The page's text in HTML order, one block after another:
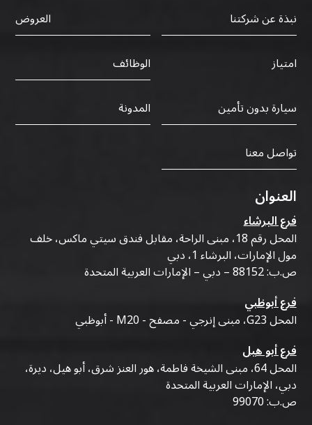
نبذة عن شركتنا
العروض
امتياز
الوظائف
سيارة بدون تأمين
المدونة
تواصل معنا
العنوان
فرع البرشاء
المحل رقم 18، مبنى الراحة، مقابل فندق سيتي ماكس، خلف
مول الإمارات، البرشاء 1، دبي
ص.ب: 88152 – دبي – الإمارات العربية المتحدة
فرع أبوظبي
المحل G23، مبنى إنرجي - مصفح - M20 - أبوظبي
فرع أبو هيل
المحل 64، مبنى الشيخة فاطمة، هور العنز شرق، أبو هيل، ديرة،
دبي، الإمارات العربية المتحدة
ص.ب: 99070